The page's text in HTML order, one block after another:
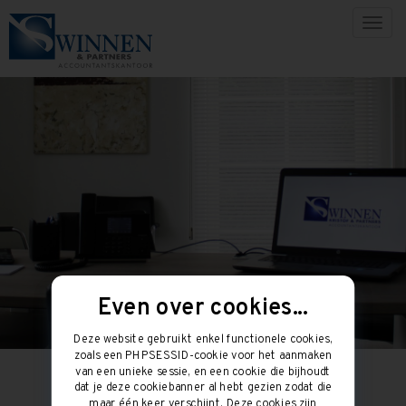
Even over cookies...
Deze website gebruikt enkel functionele cookies,
zoals een PHPSESSID-cookie voor het aanmaken
van een unieke sessie, en een cookie die bijhoudt
dat je deze cookiebanner al hebt gezien zodat die